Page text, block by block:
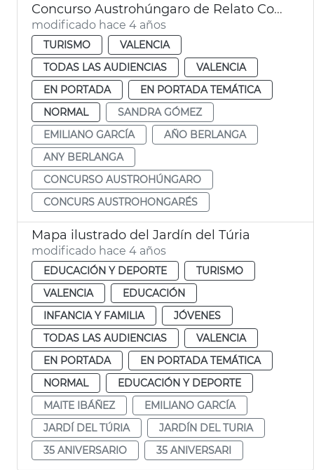
Concurso Austrohúngaro de Relato Corto
modificado hace 4 años
TURISMO
VALENCIA
TODAS LAS AUDIENCIAS
VALENCIA
EN PORTADA
EN PORTADA TEMÁTICA
NORMAL
SANDRA GÓMEZ
EMILIANO GARCÍA
AÑO BERLANGA
ANY BERLANGA
CONCURSO AUSTROHÚNGARO
CONCURS AUSTROHONGARÉS
Mapa ilustrado del Jardín del Túria
modificado hace 4 años
EDUCACIÓN Y DEPORTE
TURISMO
VALENCIA
EDUCACIÓN
INFANCIA Y FAMILIA
JÓVENES
TODAS LAS AUDIENCIAS
VALENCIA
EN PORTADA
EN PORTADA TEMÁTICA
NORMAL
EDUCACIÓN Y DEPORTE
MAITE IBÁÑEZ
EMILIANO GARCÍA
JARDÍ DEL TÚRIA
JARDÍN DEL TURIA
35 ANIVERSARIO
35 ANIVERSARI